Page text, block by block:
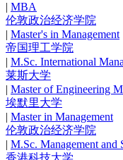
| MBA
伦敦政治经济学院
| Master's in Management
帝国理工学院
| M.Sc. International
莱斯大学
| Master of Engineering
埃默里大学
| Master in Management
伦敦政治经济学院
| M.Sc. Management and